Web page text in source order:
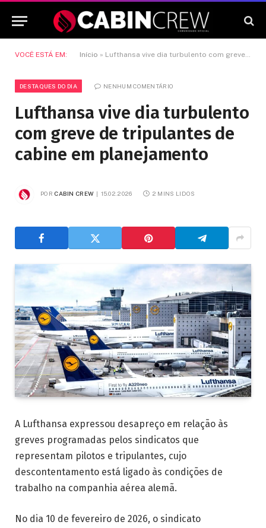
VOCÊ ESTÁ EM: Início » Lufthansa vive dia turbulento com greve de tripulantes de cabine em planejamento
DESTAQUES DO DIA NENHUM COMENTÁRIO
Lufthansa vive dia turbulento
com greve de tripulantes de
cabine em planejamento
POR CABIN CREW 15.02.2026 2 MINS LIDOS
A Lufthansa expressou desapreço em relação às
greves programadas pelos sindicatos que
representam pilotos e tripulantes, cujo
descontentamento está ligado às condições de
trabalho na companhia aérea alemã.
No dia 10 de fevereiro de 2026, o sindicato